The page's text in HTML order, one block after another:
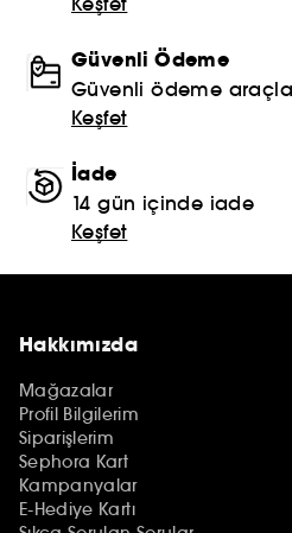
Güvenli Ödeme
Güvenli ödeme
Keşfet
İade
14 gün içinde iade
Keşfet
Hakkımızda
Mağazalar
Profil Bilgilerim
Siparişlerim
Sephora Kart
Kampanyalar
E-Hediye Kartı